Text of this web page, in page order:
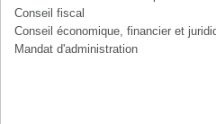
Conseil fiscal
Conseil économique, financier et
Mandat d'administration